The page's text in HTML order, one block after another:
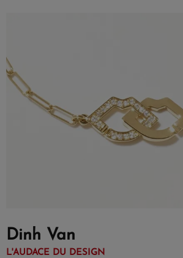
Dinh Van
L'AUDACE DU DESIGN